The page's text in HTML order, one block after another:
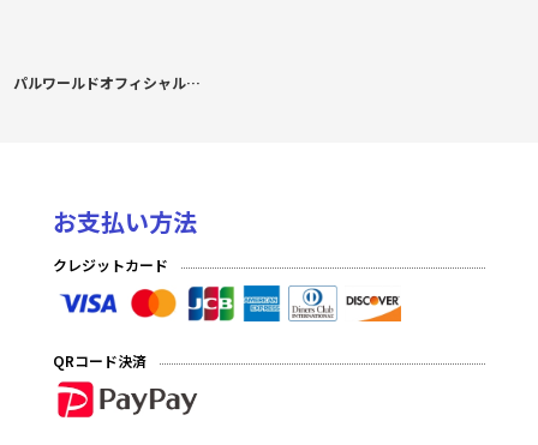
パルワールドオフィシャルカードゲーム ブースターパック『パルパゴスの夜明け』 BOX
お支払い方法
クレジットカード
QRコード決済